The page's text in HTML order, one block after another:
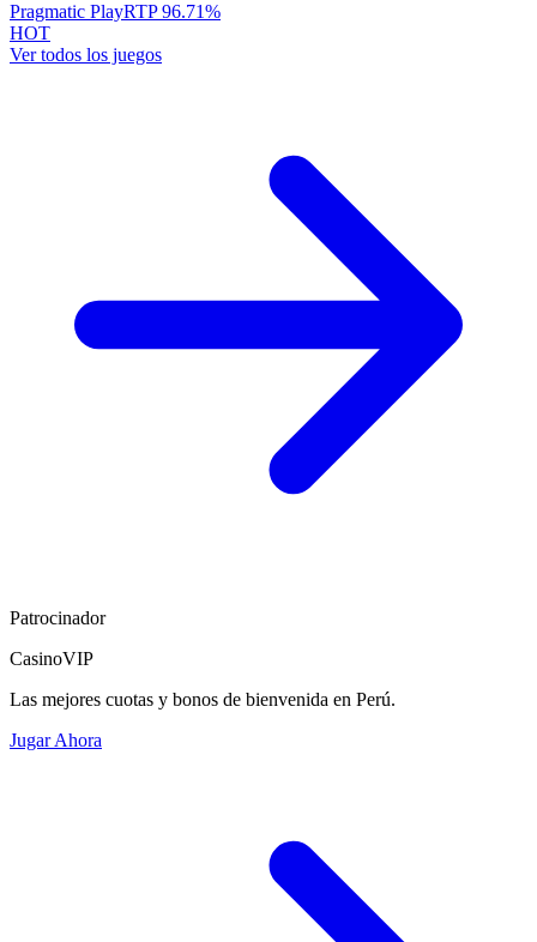
Pragmatic PlayRTP96.71%
HOT
Ver todos los juegos
Patrocinador
CasinoVIP
Las mejores cuotas y bonos de bienvenida en Perú.
Jugar Ahora